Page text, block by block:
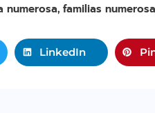
numerosa, familias
LinkedIn